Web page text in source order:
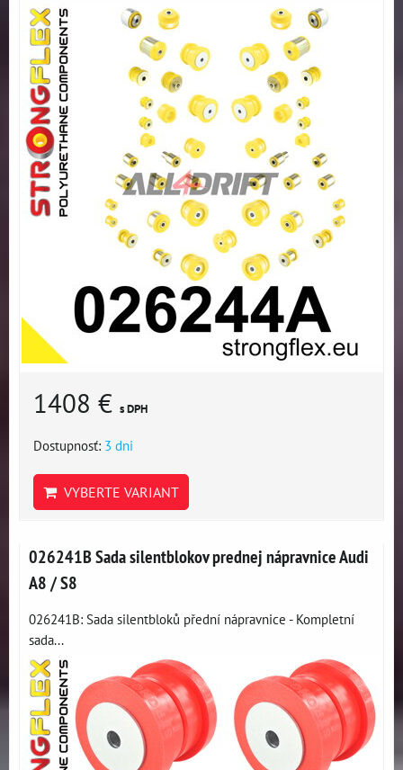
1408 € s DPH
Dostupnosť: 3 dni
VYBERTE VARIANT
026241B Sada silentblokov prednej nápravnice Audi
A8 / S8
026241B: Sada silentbloků přední nápravnice - Kompletní
sada...